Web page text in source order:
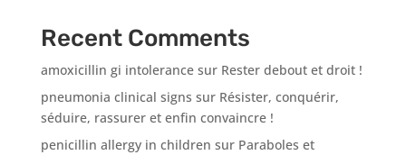
Recent Comments
amoxicillin gi intolerancesur Rester debout et droit !
pneumonia clinical signs sur Résister, conquérir,
séduire, rassurer et enfin convaincre !
penicillin allergy in children sur Paraboles et